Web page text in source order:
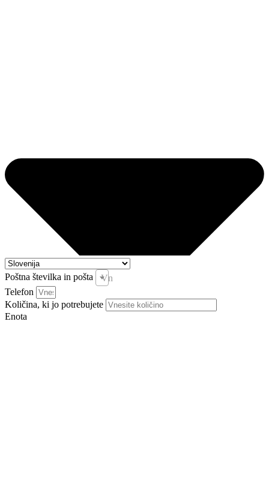
Poštna številka in pošta
Vnesite pošto in kraj *
Telefon
Količina, ki jo potrebujete
Enota